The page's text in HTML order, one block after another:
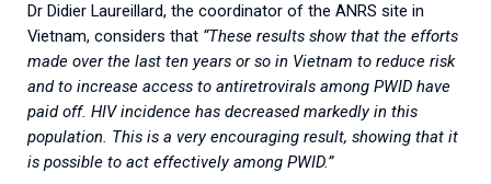
Dr Didier Laureillard, the coordinator of the ANRS site in
Vietnam, considers that “These results show that the efforts
made over the last ten years or so in Vietnam to reduce risk
and to increase access to antiretrovirals among PWID have
paid off. HIV incidence has decreased markedly in this
population. This is a very encouraging result, showing that it
is possible to act effectively among PWID.”